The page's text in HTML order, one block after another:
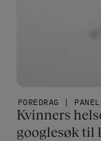
FOREDRAG |
Kvinners
googlesøk til